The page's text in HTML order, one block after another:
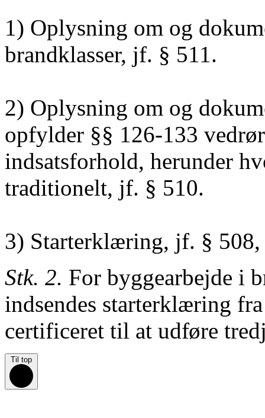
1) Oplysning om og
brandklasser, jf. § 511.
2) Oplysning om og
opfylder §§ 126-133
indsatsforhold, herunder
traditionelt, jf. § 510.
3) Starterklæring, jf. § 508,
Stk. 2. For byggearbejde i
indsendes starterklæring
certificeret til at udføre
Til top